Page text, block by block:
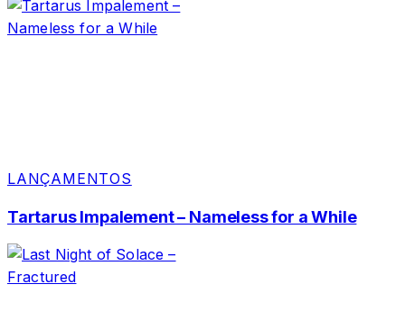
LANÇAMENTOS
Tartarus Impalement – Nameless for a While